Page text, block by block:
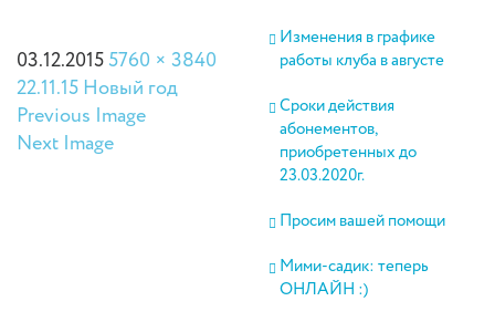
03.12.20155760 × 3840
22.11.15 Новый год
Previous Image
Next Image
Изменения в графике
работы клуба в августе
Сроки действия
абонементов,
приобретенных до
23.03.2020г.
Просим вашей помощи
Мими-садик: теперь
ОНЛАЙН :)